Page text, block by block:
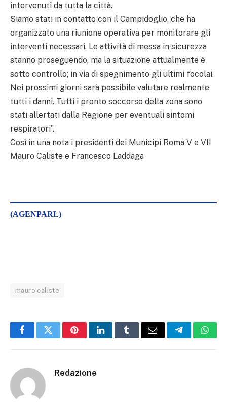
intervenuti da tutta la città.
Siamo stati in contatto con il Campidoglio, che ha
organizzato una riunione operativa per monitorare gli
interventi necessari. Le attività di messa in sicurezza
stanno proseguendo, ma la situazione attualmente è
sotto controllo; in via di spegnimento gli ultimi focolai.
Nei prossimi giorni sarà possibile valutare realmente
tutti i danni. Tutti i pronto soccorso della zona sono
stati allertati dalla Regione per eventuali sintomi
respiratori”.
Così in una nota i presidenti dei Municipi Roma V e VII
Mauro Caliste e Francesco Laddaga
(AGENPARL)
mauro caliste
FacebookTwitterPinterestLinkedInTumblrEmail Telegram
Redazione